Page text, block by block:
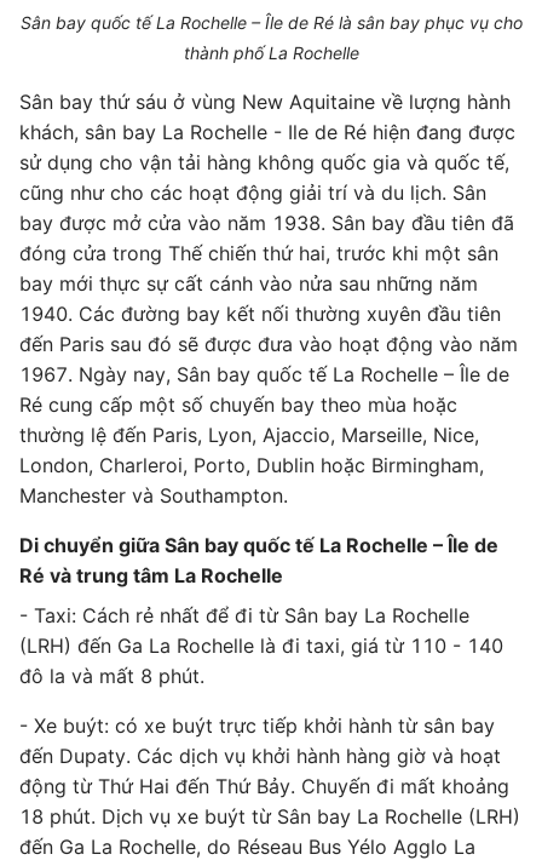
Sân bay quốc tế La Rochelle – Île de Ré là sân bay phục vụ cho
thành phố La Rochelle
Sân bay thứ sáu ở vùng New Aquitaine về lượng hành
khách, sân bay La Rochelle - ​​Ile de Ré hiện đang được
sử dụng cho vận tải hàng không quốc gia và quốc tế,
cũng như cho các hoạt động giải trí và du lịch. Sân
bay được mở cửa vào năm 1938. Sân bay đầu tiên đã
đóng cửa trong Thế chiến thứ hai, trước khi một sân
bay mới thực sự cất cánh vào nửa sau những năm
1940. Các đường bay kết nối thường xuyên đầu tiên
đến Paris sau đó sẽ được đưa vào hoạt động vào năm
1967. Ngày nay, Sân bay quốc tế La Rochelle – Île de
Ré cung cấp một số chuyến bay theo mùa hoặc
thường lệ đến Paris, Lyon, Ajaccio, Marseille, Nice,
London, Charleroi, Porto, Dublin hoặc Birmingham,
Manchester và Southampton.
Di chuyển giữa Sân bay quốc tế La Rochelle – Île de
Ré và trung tâm La Rochelle
- Taxi: Cách rẻ nhất để đi từ Sân bay La Rochelle
(LRH) đến Ga La Rochelle là đi taxi, giá từ 110 - 140
đô la và mất 8 phút.
- Xe buýt: có xe buýt trực tiếp khởi hành từ sân bay
đến Dupaty. Các dịch vụ khởi hành hàng giờ và hoạt
động từ Thứ Hai đến Thứ Bảy. Chuyến đi mất khoảng
18 phút. Dịch vụ xe buýt từ Sân bay La Rochelle (LRH)
đến Ga La Rochelle, do Réseau Bus Yélo Agglo La